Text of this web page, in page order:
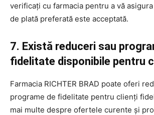
verificați cu farmacia pentru a vă
de plată preferată este acceptată.
7. Există reduceri sau
fidelitate disponibile pentru
Farmacia RICHTER BRAD poate oferi
programe de fidelitate pentru clienți
mai multe despre ofertele curente și